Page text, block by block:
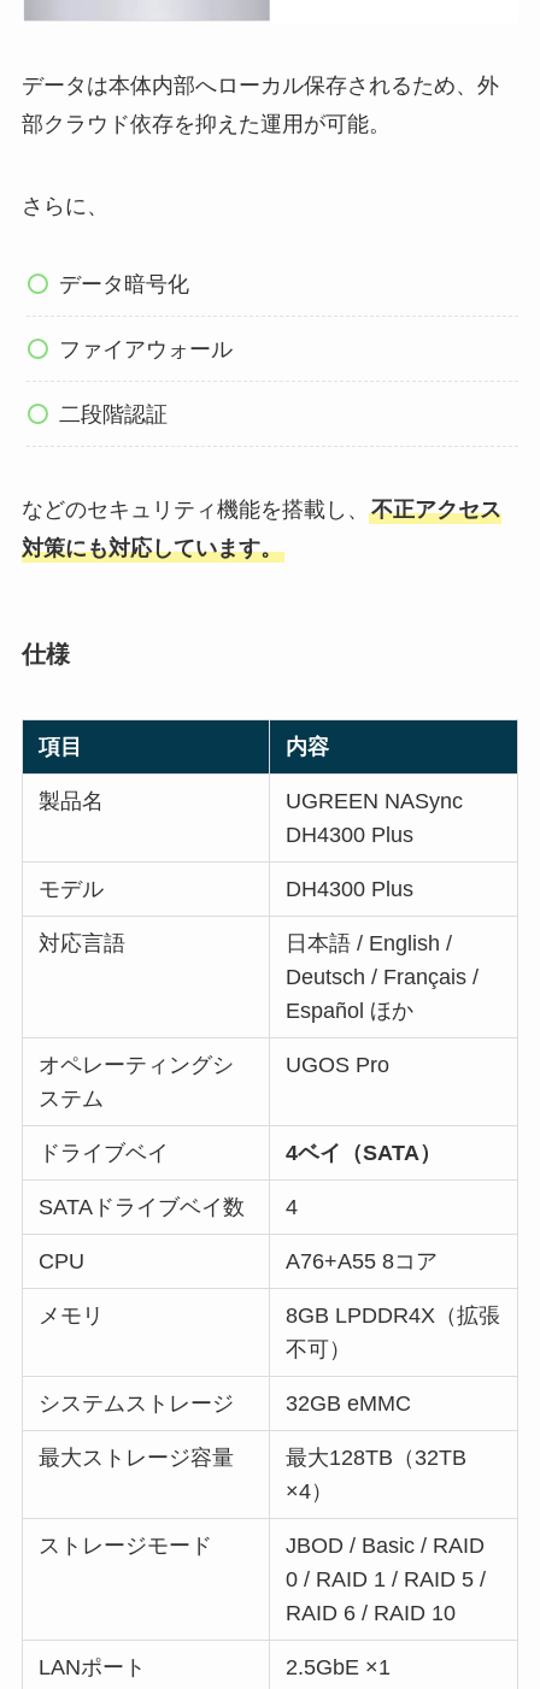
データは本体内部へローカル保存されるため、外
部クラウド依存を抑えた運用が可能。
さらに、
データ暗号化
ファイアウォール
二段階認証
などのセキュリティ機能を搭載し、 不正アクセス
対策にも対応しています。
仕様
項目 内容
製品名
UGREEN NASync
DH4300 Plus
モデル DH4300 Plus
対応言語
日本語 / English /
Deutsch / Français /
Español ほか
オペレーティングシ
ステム
UGOS Pro
ドライブベイ 4ベイ（SATA）
SATAドライブベイ数 4
CPU A76+A55 8コア
メモリ
8GB LPDDR4X（拡張
不可）
システムストレージ 32GB eMMC
最大ストレージ容量
最大128TB（32TB
×4）
ストレージモード
JBOD / Basic / RAID
0 / RAID 1 / RAID 5 /
RAID 6 / RAID 10
LANポート 2.5GbE ×1